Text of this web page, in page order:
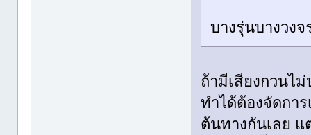
บางรุ่นบางวง
ถ้ามีเสียงกวนไ
ทำได้ต้องจัดกา
ต้นทางกันเลย